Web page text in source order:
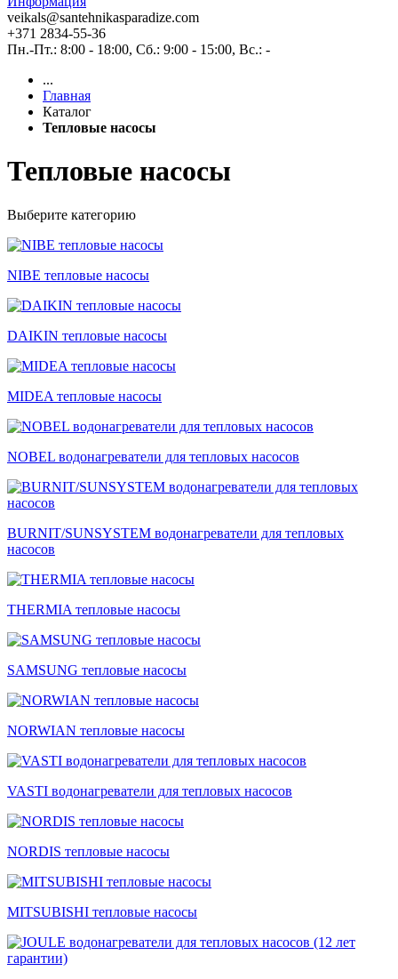
veikals@santehnikasparadize.com
+371 2834-55-36
Пн.-Пт.: 8:00 - 18:00, Сб.: 9:00 - 15:00, Вс.: -
...
Главная
Каталог
Тепловые насосы
Тепловые насосы
Выберите категорию
NIBE тепловые насосы
DAIKIN тепловые насосы
MIDEA тепловые насосы
NOBEL водонагреватели для тепловых насосов
BURNIT/SUNSYSTEM водонагреватели для тепловых
насосов
THERMIA тепловые насосы
SAMSUNG тепловые насосы
NORWIAN тепловые насосы
VASTI водонагреватели для тепловых насосов
NORDIS тепловые насосы
MITSUBISHI тепловые насосы